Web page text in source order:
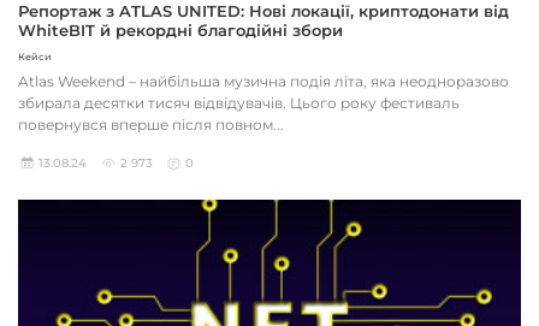
Репортаж з ATLAS UNITED: Нові локації, криптодонати від
WhiteBIT й рекордні благодійні збори
Кейси
Atlas Weekend – найбільша музична подія літа, яка неодноразово
збирала десятки тисяч відвідувачів. Цього року фестиваль
повернувся вперше після повном...
13.08.24 2 973 0